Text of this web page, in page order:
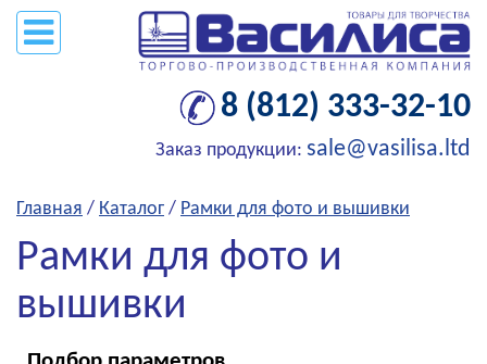
8 (812) 333-32-10
Заказ продукции: sale@vasilisa.ltd
Главная / Каталог / Рамки для фото и вышивки
Рамки для фото и
вышивки